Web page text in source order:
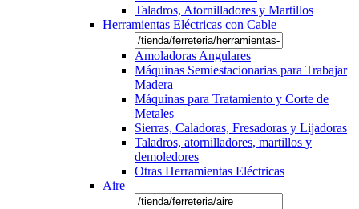
Taladros, Atornilladores y Martillos
Herramientas Eléctricas con Cable
Amoladoras Angulares
Máquinas Semiestacionarias para Trabajar
Madera
Máquinas para Tratamiento y Corte de
Metales
Sierras, Caladoras, Fresadoras y Lijadoras
Taladros, atornilladores, martillos y
demoledores
Otras Herramientas Eléctricas
Aire